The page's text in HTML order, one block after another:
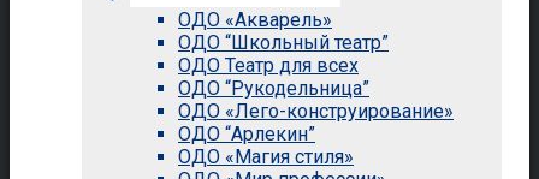
ОДО «Акварель»
ОДО “Школьный театр”
ОДО Театр для всех
ОДО “Рукодельница”
ОДО «Лего-конструирование»
ОДО “Арлекин”
ОДО «Магия стиля»